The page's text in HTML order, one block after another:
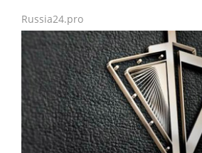
Russia24.pro